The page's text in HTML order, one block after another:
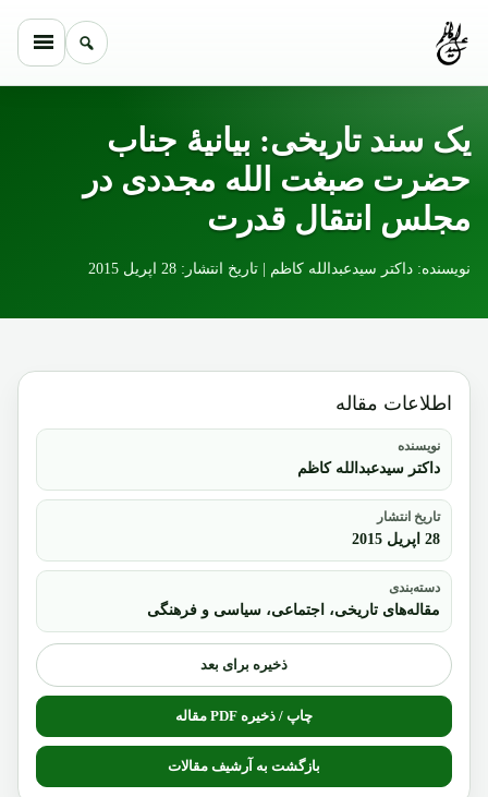
یک سند تاریخی: بیانیۀ جناب
حضرت صبغت الله مجددی در
مجلس انتقال قدرت
نویسنده: داکتر سیدعبدالله کاظم | تاریخ انتشار: 28 اپریل 2015
اطلاعات مقاله
نویسنده
داکتر سیدعبدالله کاظم
تاریخ انتشار
28 اپریل 2015
دسته‌بندی
مقاله‌های تاریخی، اجتماعی، سیاسی و فرهنگی
ذخیره برای بعد
چاپ / ذخیره PDF مقاله
بازگشت به آرشیف مقالات